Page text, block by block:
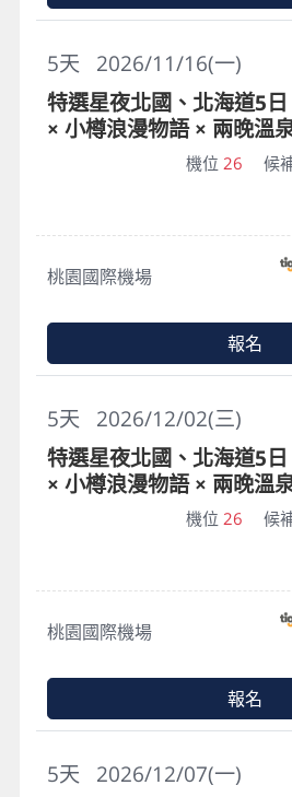
2026/11/16(一)
5天
特選星夜北國、北海道5
× 小樽浪漫物語 × 兩晚溫
機位 26 候
桃園國際機場
報名
2026/12/02(三)
5天
特選星夜北國、北海道5
× 小樽浪漫物語 × 兩晚溫
機位 26 候
桃園國際機場
報名
2026/12/07(一)
5天